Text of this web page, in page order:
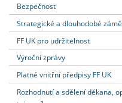
Dozvědět se více
Podat přihlášku
Dozvědět se více
Dozvědět se více
Dozvědět se více
Bezpečnost
Strategické a dlouhodobé
FF UK pro udržitelnost
Výroční zprávy
Platné vnitřní předpisy FF UK
Rozhodnutí a sdělení děkana,